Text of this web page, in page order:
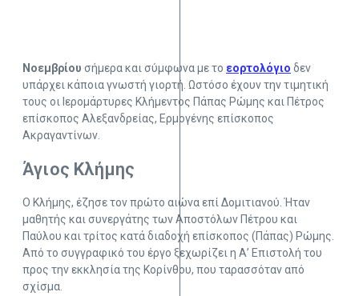
Νοεμβρίου σήμερα και σύμφωνα με το εορτολόγιο δεν
υπάρχει κάποια γνωστή γιορτή. Ωστόσο έχουν την τιμητική
τους οι Ιερομάρτυρες Κλήμεντος Πάπας Ρώμης και Πέτρος
επίσκοπος Αλεξανδρείας, Ερμογένης επίσκοπος
Ακραγαντίνων.
Άγιος Κλήμης
Ο Κλήμης, έζησε τον πρώτο αιώνα επί Δομιτιανού. Ήταν
μαθητής και συνεργάτης των Αποστόλων Πέτρου και
Παύλου και τρίτος κατά διαδοχή επίσκοπος (Πάπας) Ρώμης.
Από το συγγραφικό του έργο ξεχωρίζει η Α’ Επιστολή του
προς την εκκλησία της Κορίνθου, που ταρασσόταν από
σχίσμα.